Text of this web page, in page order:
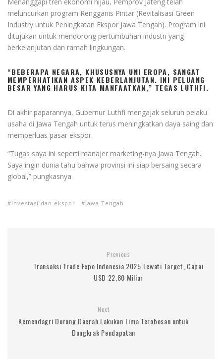
meluncurkan program Rengganis Pintar (Revitalisasi Green
Industry untuk Peningkatan Ekspor Jawa Tengah). Program ini
ditujukan untuk mendorong pertumbuhan industri yang
berkelanjutan dan ramah lingkungan.
“BEBERAPA NEGARA, KHUSUSNYA UNI EROPA, SANGAT
MEMPERHATIKAN ASPEK KEBERLANJUTAN. INI PELUANG
BESAR YANG HARUS KITA MANFAATKAN,” TEGAS LUTHFI.
Di akhir paparannya, Gubernur Luthfi mengajak seluruh pelaku
usaha di Jawa Tengah untuk terus meningkatkan daya saing dan
memperluas pasar ekspor.
“Tugas saya ini seperti manajer marketing-nya Jawa Tengah.
Saya ingin dunia tahu bahwa provinsi ini siap bersaing secara
global,” pungkasnya.
investasi dan ekspor Jawa Tengah
Previous
Transaksi Trade Expo Indonesia 2025 Lewati Target, Capai
USD 22,80 Miliar
Next
Kemendagri Dorong Daerah Lakukan Lima Terobosan untuk
Dongkrak Pendapatan